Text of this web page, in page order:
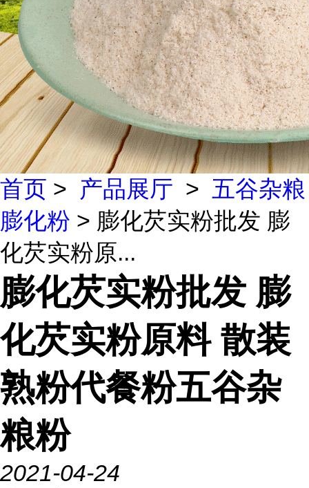
首页 > 产品展厅 > 五谷杂粮
膨化粉 > 膨化芡实粉批发 膨
化芡实粉原...
膨化芡实粉批发 膨
化芡实粉原料 散装
熟粉代餐粉五谷杂
粮粉
2021-04-24